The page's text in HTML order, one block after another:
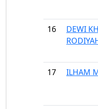
16
DEWI
17
ILHAM